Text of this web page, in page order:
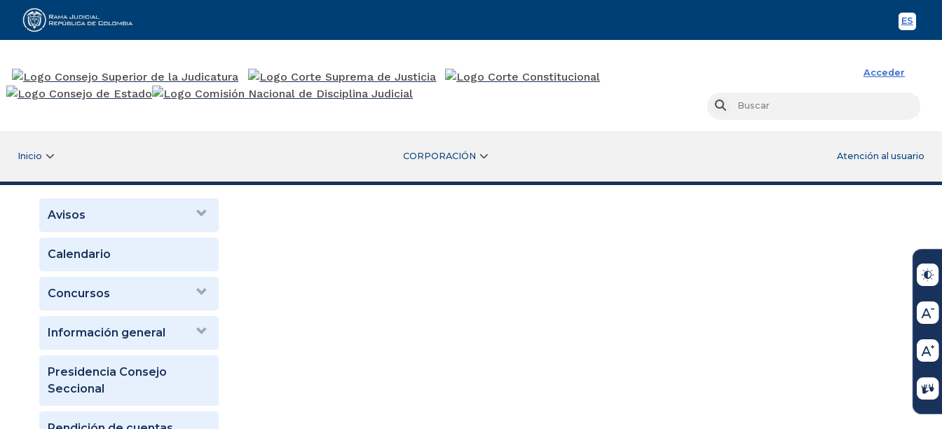
ES
Rama Judicial
Acceder
Buscar
Inicio CORPORACIÓN Atención al usuario
Avisos
Calendario
Concursos
Información general
Presidencia Consejo
Seccional